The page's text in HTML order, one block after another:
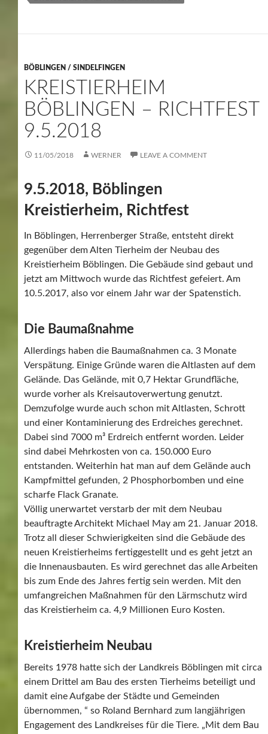
BÖBLINGEN / SINDELFINGEN
KREISTIERHEIM
BÖBLINGEN – RICHTFEST
9.5.2018
11/05/2018 WERNER LEAVE A COMMENT
9.5.2018, Böblingen
Kreistierheim, Richtfest
In Böblingen, Herrenberger Straße, entsteht direkt
gegenüber dem Alten Tierheim der Neubau des
Kreistierheim Böblingen. Die Gebäude sind gebaut und
jetzt am Mittwoch wurde das Richtfest gefeiert. Am
10.5.2017, also vor einem Jahr war der Spatenstich.
Die Baumaßnahme
Allerdings haben die Baumaßnahmen ca. 3 Monate
Verspätung. Einige Gründe waren die Altlasten auf dem
Gelände. Das Gelände, mit 0,7 Hektar Grundfläche,
wurde vorher als Kreisautoverwertung genutzt.
Demzufolge wurde auch schon mit Altlasten, Schrott
und einer Kontaminierung des Erdreiches gerechnet.
Dabei sind 7000 m³ Erdreich entfernt worden. Leider
sind dabei Mehrkosten von ca. 150.000 Euro
entstanden. Weiterhin hat man auf dem Gelände auch
Kampfmittel gefunden, 2 Phosphorbomben und eine
scharfe Flack Granate.
Völlig unerwartet verstarb der mit dem Neubau
beauftragte Architekt Michael May am 21. Januar 2018.
Trotz all dieser Schwierigkeiten sind die Gebäude des
neuen Kreistierheims fertiggestellt und es geht jetzt an
die Innenausbauten. Es wird gerechnet das alle Arbeiten
bis zum Ende des Jahres fertig sein werden. Mit den
umfangreichen Maßnahmen für den Lärmschutz wird
das Kreistierheim ca. 4,9 Millionen Euro Kosten.
Kreistierheim Neubau
Bereits 1978 hatte sich der Landkreis Böblingen mit circa
einem Drittel am Bau des ersten Tierheims beteiligt und
damit eine Aufgabe der Städte und Gemeinden
übernommen, “ so Roland Bernhard zum langjährigen
Engagement des Landkreises für die Tiere. „Mit dem Bau